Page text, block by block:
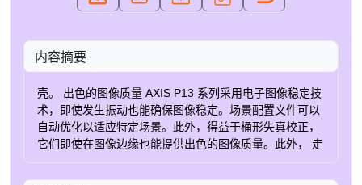
内容摘要
壳。 出色的图像质量 AXIS P13 系列采用电子图像稳定技
术，即使发生振动也能确保图像稳定。场景配置文件可以
自动优化以适应特定场景。此外，得益于桶形失真校正，
它们即使在图像边缘也能提供出色的图像质量。此外， 走
2.0 和 法医WDR 在光线昏暗或接近黑暗的环境下呈现真